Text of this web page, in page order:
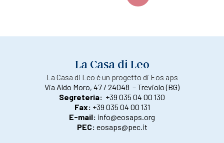
La Casa di Leo
La Casa di Leo è un progetto di Eos aps
Via Aldo Moro, 47 / 24048 – Treviolo (BG)
Segreteria: +39 035 04 00 130
Fax: +39 035 04 00 131
E-mail: info@eosaps.org
PEC: eosaps@pec.it